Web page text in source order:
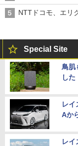
NTTドコモ、エリ
Special Site
鳥肌
した
レイ
Aか
レイ